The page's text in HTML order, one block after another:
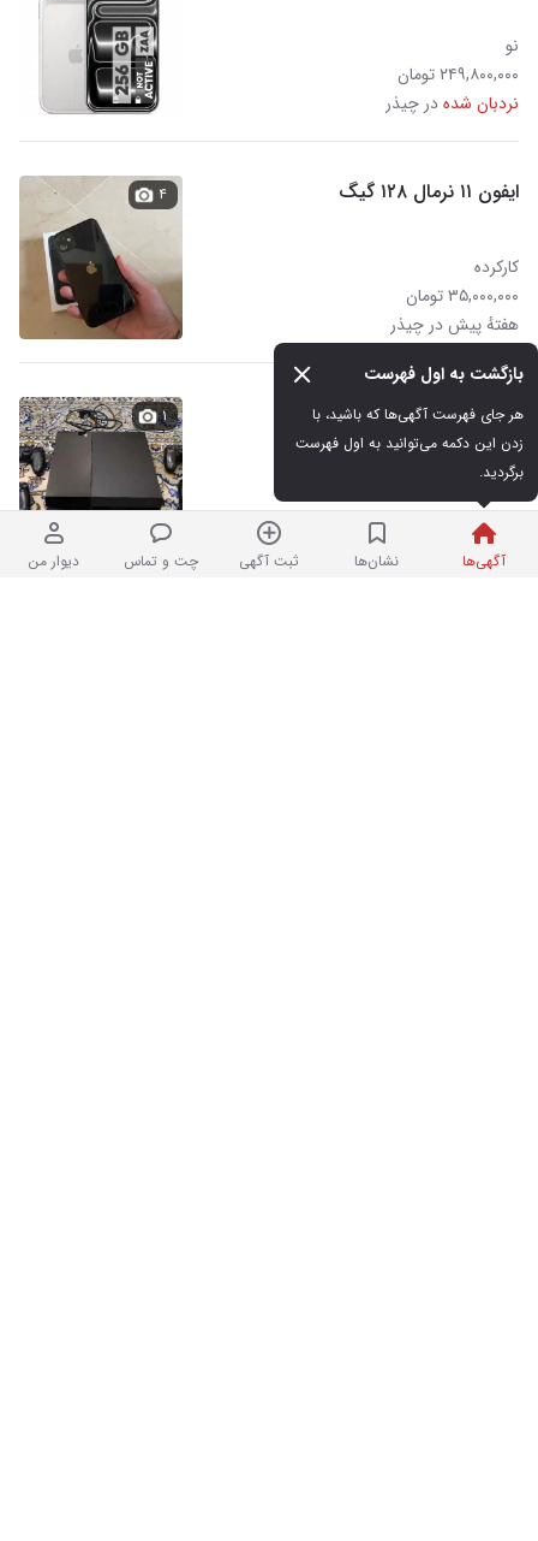
آگهی‌ها
بازگشت به اول فهرست
برگردید.
نشان‌ها ثبت آگهی چت و تماس دیوار من
نو
۲۴۹,۸۰۰,۰۰۰ تومان
نردبان شدهدر چیذر
ایفون ۱۱ نرمال ۱۲۸ گیگ
کارکرده
۳۵,۰۰۰,۰۰۰ تومان
هفتهٔ پیش در چیذر
۴
پلی استیشن 4 fat
کارکرده
۵۵,۰۰۰,۰۰۰ تومان
هفتهٔ پیش در چیذر
۱